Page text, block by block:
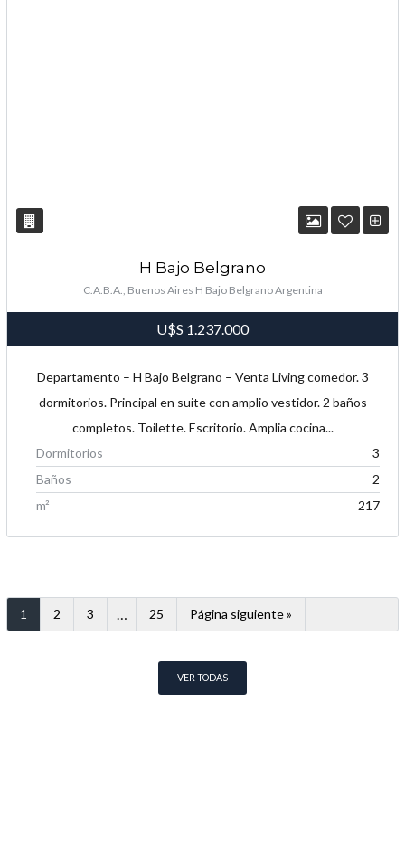
H Bajo Belgrano
C.A.B.A., Buenos Aires H Bajo Belgrano Argentina
U$S 1.237.000
Departamento – H Bajo Belgrano – Venta Living comedor. 3
dormitorios. Principal en suite con amplio vestidor. 2 baños
completos. Toilette. Escritorio. Amplia cocina...
Dormitorios
3
Baños
2
m²
217
1 2 3 … 25 Página siguiente »
VER TODAS